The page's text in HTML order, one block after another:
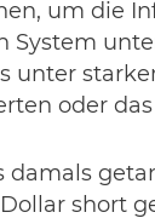
um die
System
unter
oder
damals
short